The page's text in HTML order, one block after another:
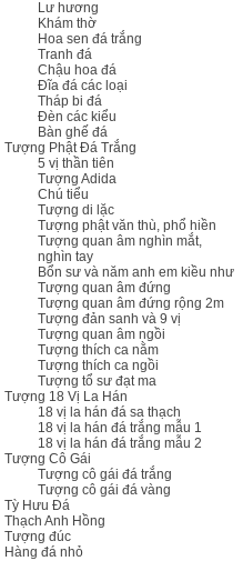
Lư hương
Khám thờ
Hoa sen đá trắng
Tranh đá
Chậu hoa đá
Đĩa đá các loại
Tháp bi đá
Đèn các kiểu
Bàn ghế đá
Tượng Phật Đá Trắng
5 vị thần tiên
Tượng Adida
Chú tiểu
Tượng di lặc
Tượng phật văn thù, phổ hiền
Tượng quan âm nghìn mắt,
nghìn tay
Bổn sư và năm anh em kiều như
Tượng quan âm đứng
Tượng quan âm đứng rộng 2m
Tượng đản sanh và 9 vị
Tượng quan âm ngồi
Tượng thích ca nằm
Tượng thích ca ngồi
Tượng tổ sư đạt ma
Tượng 18 Vị La Hán
18 vị la hán đá sa thạch
18 vị la hán đá trắng mẫu 1
18 vị la hán đá trắng mẫu 2
Tượng Cô Gái
Tượng cô gái đá trắng
Tượng cô gái đá vàng
Tỳ Hưu Đá
Thạch Anh Hồng
Tượng đúc
Hàng đá nhỏ